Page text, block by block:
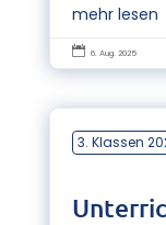
mehr lesen
 6. Aug. 2025
3. Klassen